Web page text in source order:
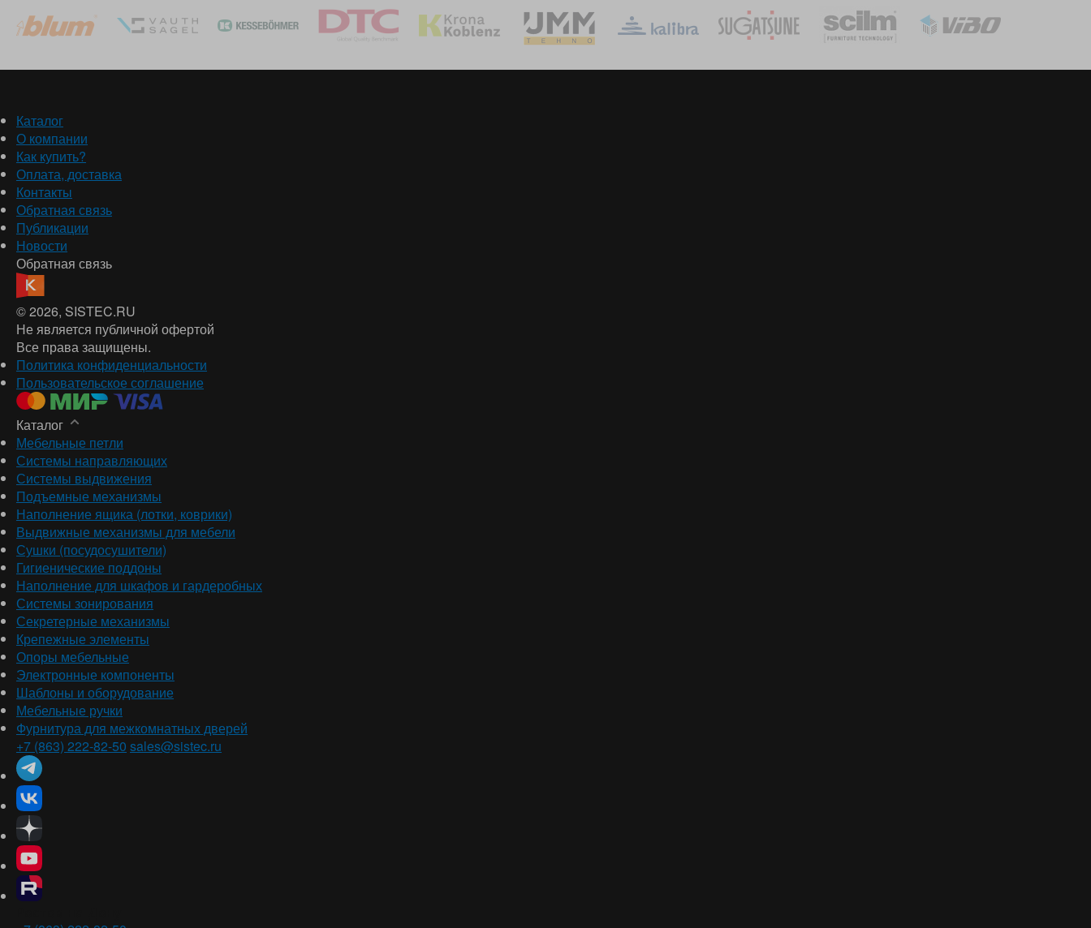
Каталог
О компании
Как купить?
Оплата, доставка
Контакты
Обратная связь
Публикации
Новости
Обратная связь
© 2026, SISTEC.RU
Не является публичной офертой
Все права защищены.
Политика конфиденциальности
Пользовательское соглашение
Каталог
Мебельные петли
Системы направляющих
Системы выдвижения
Подъемные механизмы
Наполнение ящика (лотки, коврики)
Выдвижные механизмы для мебели
Сушки (посудосушители)
Гигиенические поддоны
Наполнение для шкафов и гардеробных
Системы зонирования
Секретерные механизмы
Крепежные элементы
Опоры мебельные
Электронные компоненты
Шаблоны и оборудование
Мебельные ручки
Фурнитура для межкомнатных дверей
+7 (863) 222-82-50 sales@sistec.ru